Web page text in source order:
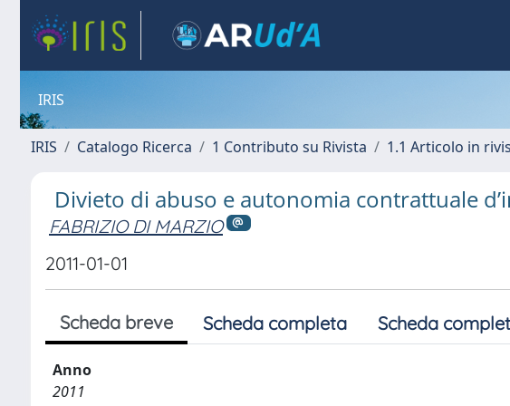
IRIS
IRIS Catalogo Ricerca 1 Contributo su Rivista 1.1 Articolo in
Divieto di abuso e autonomia contrattuale
FABRIZIO DI MARZIO
2011-01-01
Scheda breve Scheda completa Scheda
Anno
2011